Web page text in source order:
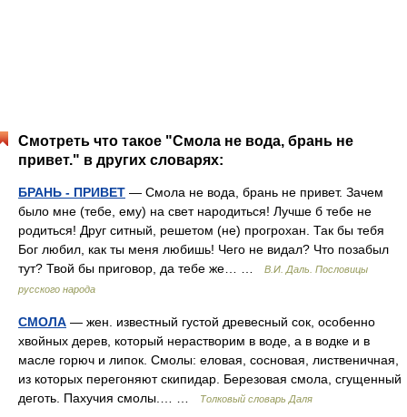
Смотреть что такое "Смола не вода, брань не
привет." в других словарях:
БРАНЬ - ПРИВЕТ — Смола не вода, брань не привет. Зачем
было мне (тебе, ему) на свет народиться! Лучше б тебе не
родиться! Друг ситный, решетом (не) прогрохан. Так бы тебя
Бог любил, как ты меня любишь! Чего не видал? Что позабыл
тут? Твой бы приговор, да тебе же… …
В.И. Даль. Пословицы
русского народа
СМОЛА — жен. известный густой древесный сок, особенно
хвойных дерев, который нерастворим в воде, а в водке и в
масле горюч и липок. Смолы: еловая, сосновая, лиственичная,
из которых перегоняют скипидар. Березовая смола, сгущенный
деготь. Пахучия смолы.… …
Толковый словарь Даля